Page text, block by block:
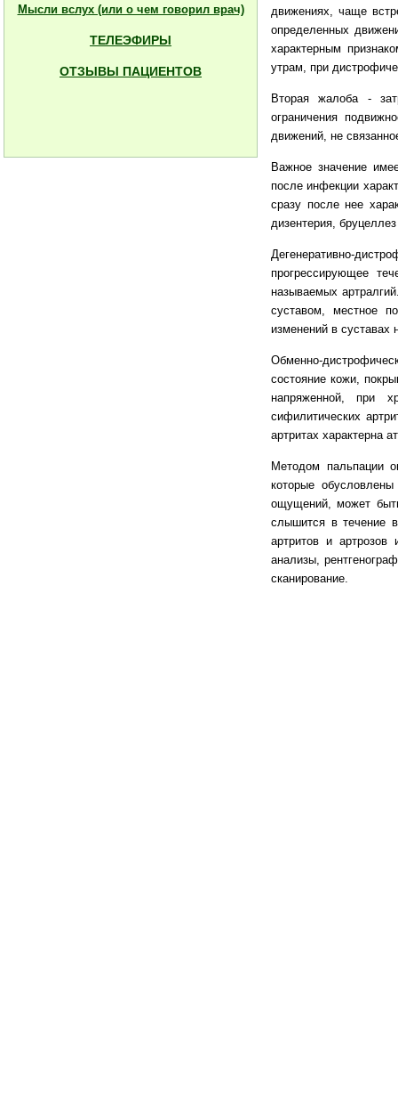
Мысли вслух (или о чем говорил врач)
ТЕЛЕЭФИРЫ
ОТЗЫВЫ ПАЦИЕНТОВ
движениях, чаще
определенных
характерным
утрам, при
Вторая жалоба -
ограничения
движений, не
Важное значение
после инфекции
сразу после нее
дизентерия,
Дегенеративно-
прогрессирующее
называемых
суставом, местное
изменений в суставах
Обменно-
состояние кожи,
напряженной, при
сифилитических
артритах характерна
Методом пальпации
которые
ощущений, может
слышится в течение
артритов и артрозов
анализы,
сканирование.